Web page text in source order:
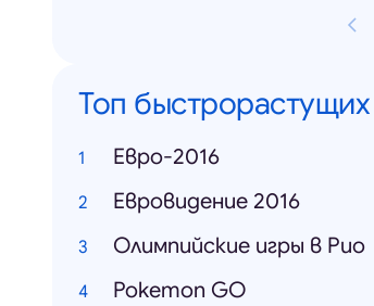
Топ
Евро-2016
Евровидение 2016
Олимпийские игры в Рио
Pokemon GO